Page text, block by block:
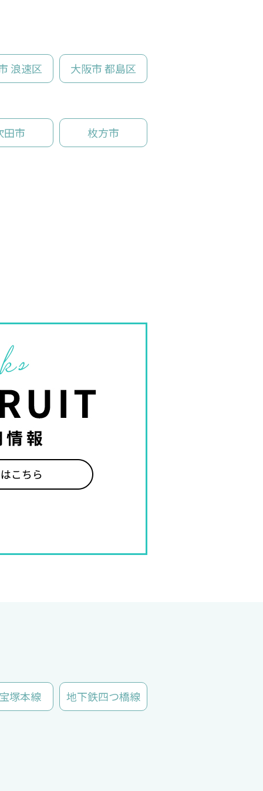
浪速区 大阪市 都島区
田市 枚方市
塚本線 地下鉄四つ橋線